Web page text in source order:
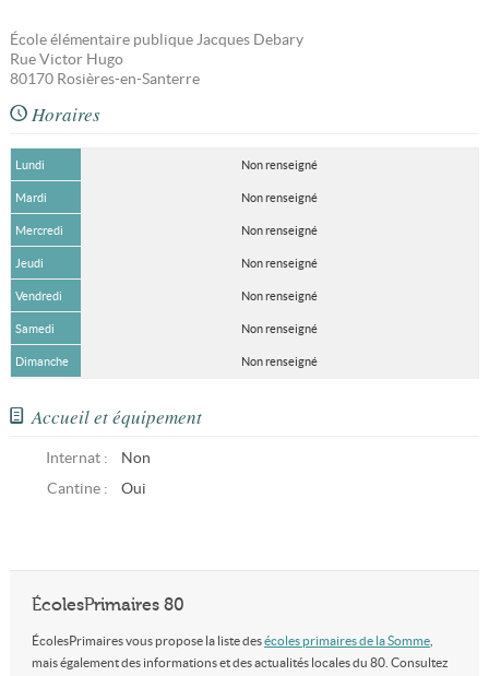
École élémentaire publique Jacques Debary
Rue Victor Hugo
80170 Rosières-en-Santerre
Horaires
Lundi Non renseigné
Mardi Non renseigné
Mercredi Non renseigné
Jeudi Non renseigné
Vendredi Non renseigné
Samedi Non renseigné
Dimanche Non renseigné
Accueil et équipement
Internat :
Non
Cantine :
Oui
ÉcolesPrimaires 80
ÉcolesPrimaires vous propose la liste desécoles primaires de la Somme,
mais également des informations et des actualités locales du 80. Consultez